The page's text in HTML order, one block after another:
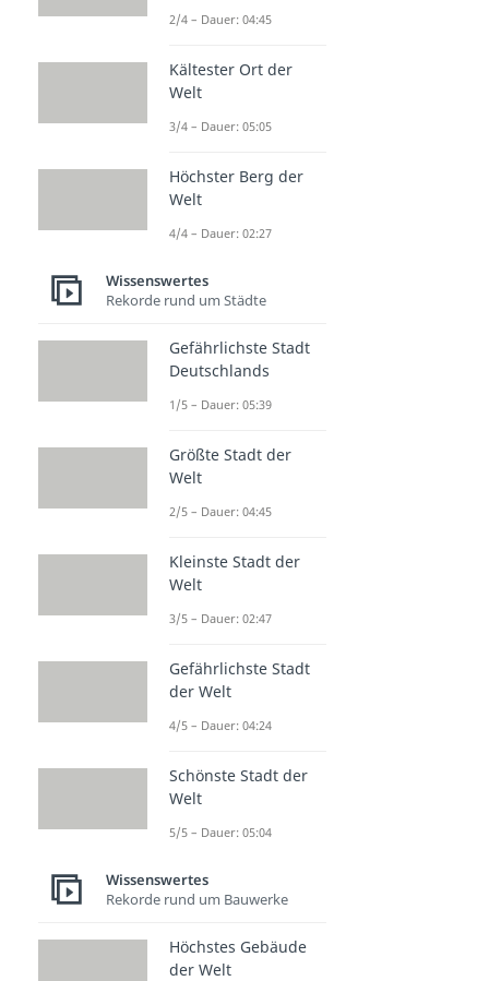
2/4 – Dauer: 04:45
Kältester Ort der
Welt
3/4 – Dauer: 05:05
Höchster Berg der
Welt
4/4 – Dauer: 02:27
Wissenswertes
Rekorde rund um Städte
Gefährlichste Stadt
Deutschlands
1/5 – Dauer: 05:39
Größte Stadt der
Welt
2/5 – Dauer: 04:45
Kleinste Stadt der
Welt
3/5 – Dauer: 02:47
Gefährlichste Stadt
der Welt
4/5 – Dauer: 04:24
Schönste Stadt der
Welt
5/5 – Dauer: 05:04
Wissenswertes
Rekorde rund um Bauwerke
Höchstes Gebäude
der Welt